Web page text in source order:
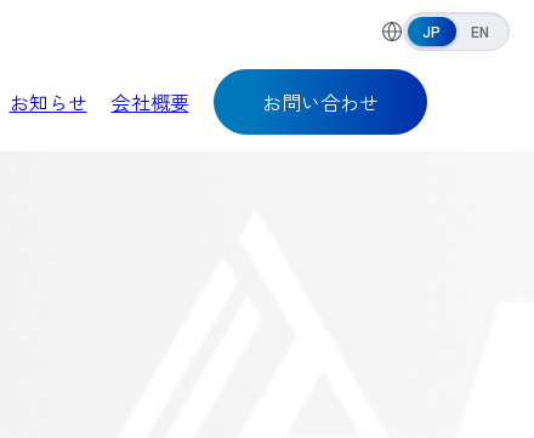
JP EN
お知らせ 会社概要 お問い合わせ